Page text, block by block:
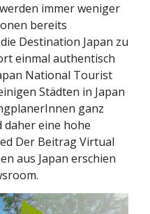
immer weniger
bereits
Destination Japan zu
einmal authentisch
National Tourist
Städten in Japan
ganz
daher eine hohe
Der Beitrag Virtual
aus Japan erschien